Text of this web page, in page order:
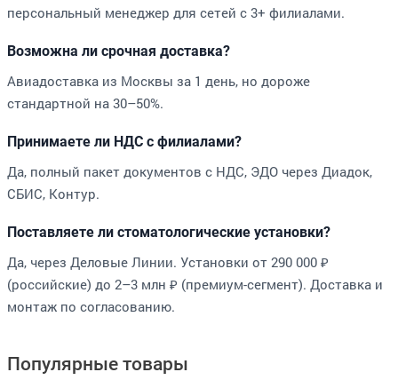
персональный менеджер для сетей с 3+ филиалами.
Возможна ли срочная доставка?
Авиадоставка из Москвы за 1 день, но дороже
стандартной на 30–50%.
Принимаете ли НДС с филиалами?
Да, полный пакет документов с НДС, ЭДО через Диадок,
СБИС, Контур.
Поставляете ли стоматологические установки?
Да, через Деловые Линии. Установки от 290 000 ₽
(российские) до 2–3 млн ₽ (премиум-сегмент). Доставка и
монтаж по согласованию.
Популярные товары